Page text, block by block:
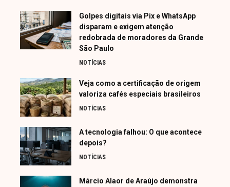
Golpes digitais via Pix e WhatsApp
disparam e exigem atenção
redobrada de moradores da Grande
São Paulo
NOTÍCIAS
Veja como a certificação de origem
valoriza cafés especiais brasileiros
NOTÍCIAS
A tecnologia falhou: O que acontece
depois?
NOTÍCIAS
Márcio Alaor de Araújo demonstra